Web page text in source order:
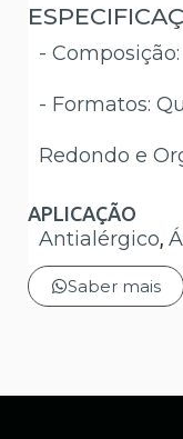
-
- Formatos:
Redondo e
APLICAÇÃO
Antialérgico
Saber mais